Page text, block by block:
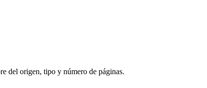
del origen, tipo y número de páginas.